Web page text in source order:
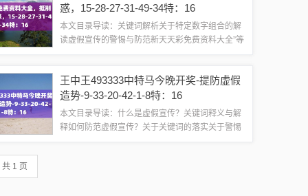
惑，15-28-27-31-49-34特：16
本文目录导读：关键词解析关于特定数字组合的解
读虚假宣传的警惕与防范新天天彩免费资料大全”等
释，并针对特定数字组合（如：标题追加...
王中王493333中特马今晚开奖-提防虚假
造势-9-33-20-42-1-8特：16
本文目录导读：什么是虚假宣传？关键词释义与解
释如何防范虚假宣传？关于关键词的落实关于警惕
共 1 页